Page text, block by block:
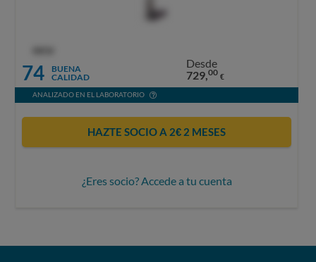
74
BUENA
CALIDAD
Desde
729,00 €
ANALIZADO EN EL LABORATORIO
HAZTE SOCIO A 2€ 2 MESES
¿Eres socio? Accede a tu cuenta